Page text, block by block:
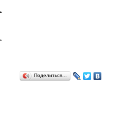
Поделиться…